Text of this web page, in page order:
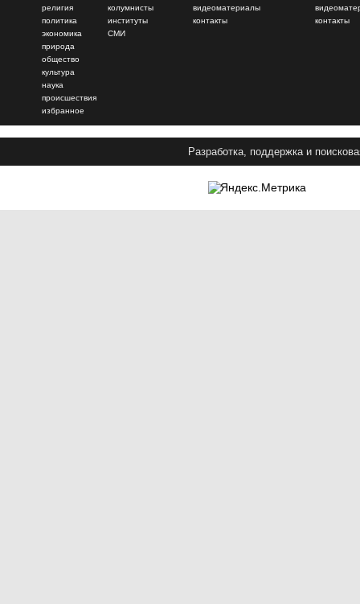
религия
политика
экономика
природа
общество
культура
наука
происшествия
избранное
колумнисты
институты
СМИ
видеоматериалы
контакты
контакты
Разработка, поддержка и